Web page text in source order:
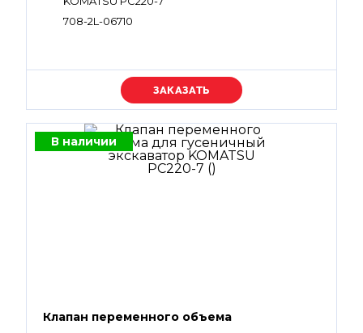
708-2L-06710
Уточняйте цену
В наличии
Клапан переменного объема